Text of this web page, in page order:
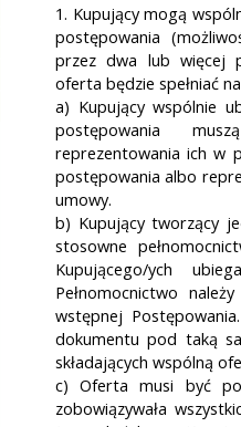
1. Kupujący mogą
postępowania
przez dwa lub więcej
oferta będzie spełniać
a) Kupujący wspólnie
postępowania
reprezentowania ich w
postępowania albo
umowy.
b) Kupujący tworzący
stosowne
Kupującego/ych
Pełnomocnictwo
wstępnej
dokumentu pod taką
składających wspólną
c) Oferta musi być
zobowiązywała